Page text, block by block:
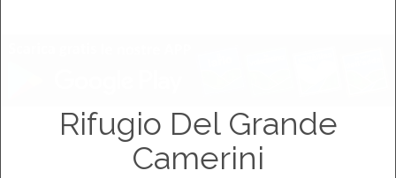
Rifugio Del Grande
Camerini